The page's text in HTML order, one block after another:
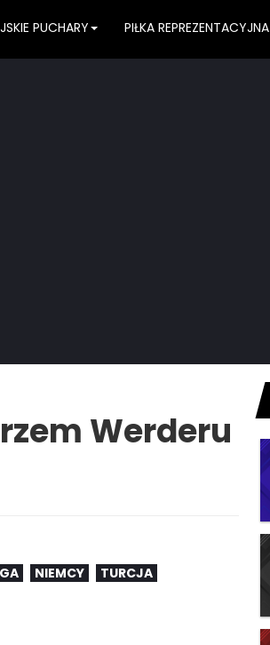
PUCHARY PIŁKA REPREZENTACYJNA
Werderu
NIEMCY
TURCJA